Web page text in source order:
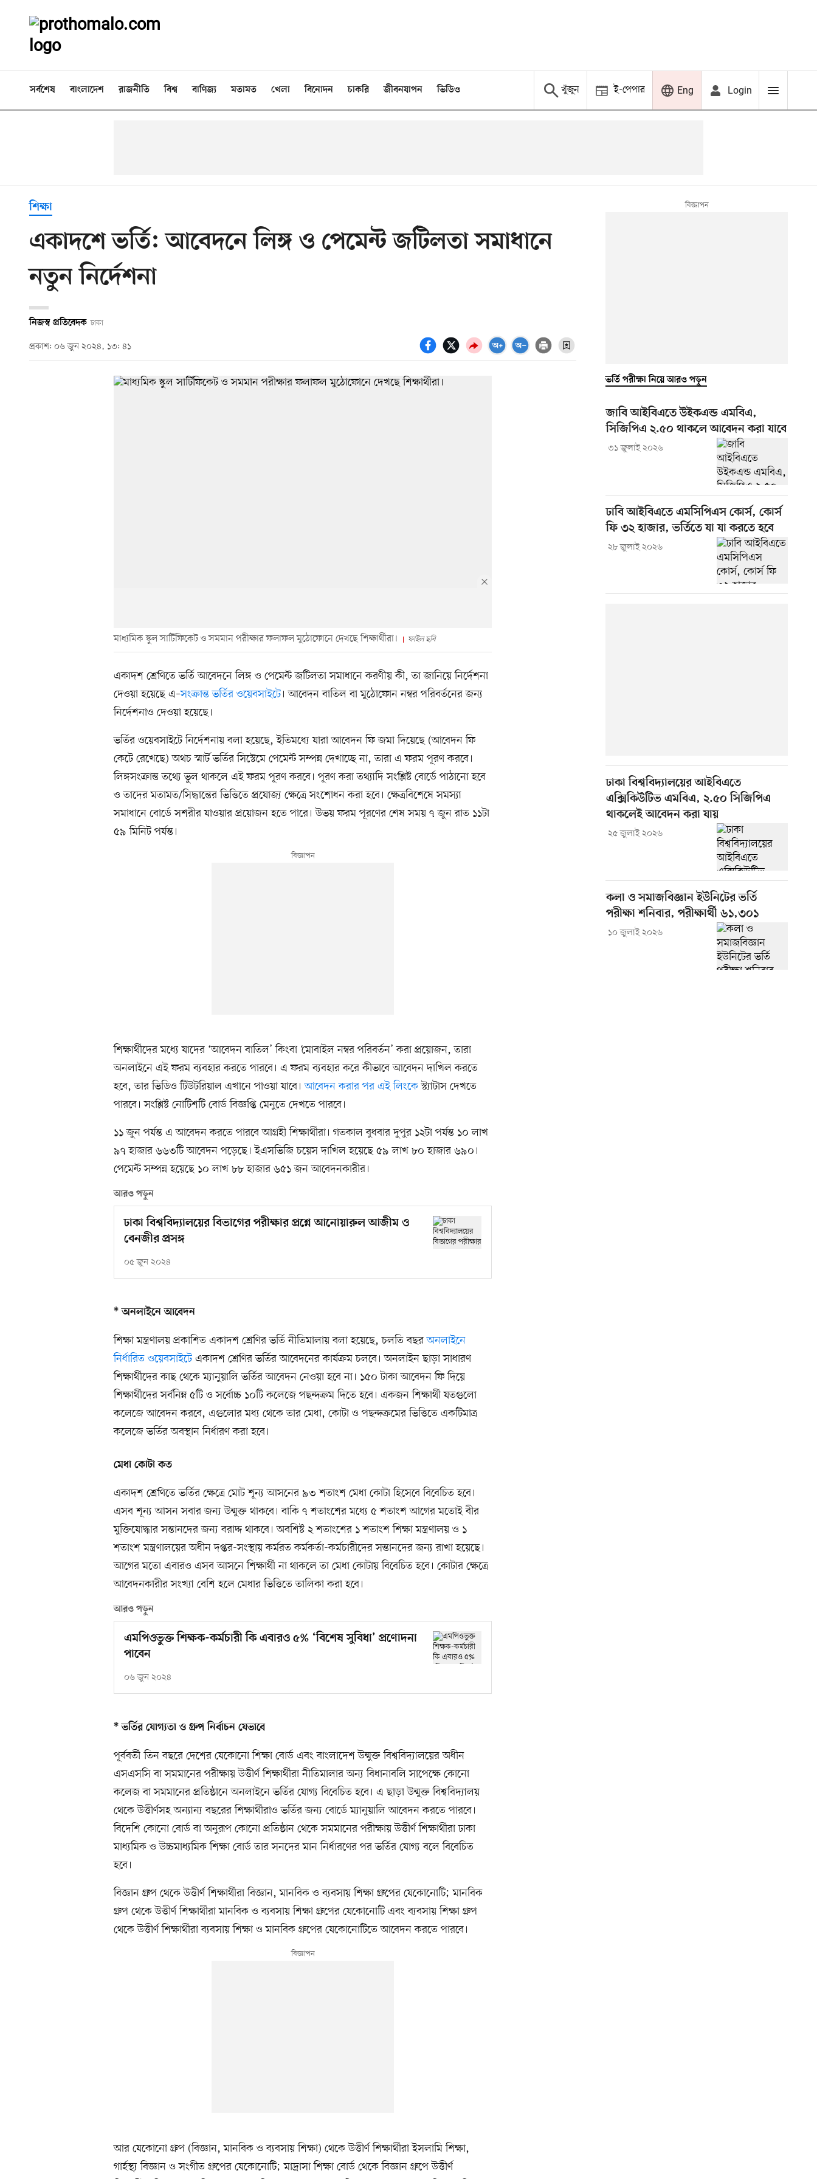
সর্বশেষ বাংলাদেশ রাজনীতি বিশ্ব বাণিজ্য মতামত খেলা বিনোদন চাকরি জীবনযাপন ভিডিও খুঁজুন ই-পেপার Eng Login
শিক্ষা
একাদশে ভর্তি: আবেদনে লিঙ্গ ও পেমেন্ট জটিলতা সমাধানে
নতুন নির্দেশনা
নিজস্ব প্রতিবেদক ঢাকা
প্রকাশ: ০৬ জুন ২০২৪, ১৩: ৪১
মাধ্যমিক স্কুল সার্টিফিকেট ও সমমান পরীক্ষার ফলাফল মুঠোফোনে দেখছে শিক্ষার্থীরা। ফাইল ছবি
একাদশ শ্রেণিতে ভর্তি আবেদনে লিঙ্গ ও পেমেন্ট জটিলতা সমাধানে করণীয় কী, তা জানিয়ে নির্দেশনা
দেওয়া হয়েছে এ–সংক্রান্ত ভর্তির ওয়েবসাইটে। আবেদন বাতিল বা মুঠোফোন নম্বর পরিবর্তনের জন্য
নির্দেশনাও দেওয়া হয়েছে।
ভর্তির ওয়েবসাইটে নির্দেশনায় বলা হয়েছে, ইতিমধ্যে যারা আবেদন ফি জমা দিয়েছে (আবেদন ফি
কেটে রেখেছে) অথচ স্মার্ট ভর্তির সিস্টেমে পেমেন্ট সম্পন্ন দেখাচ্ছে না, তারা এ ফরম পূরণ করবে।
লিঙ্গসংক্রান্ত তথ্যে ভুল থাকলে এই ফরম পূরণ করবে। পূরণ করা তথ্যাদি সংশ্লিষ্ট বোর্ডে পাঠানো হবে
ও তাদের মতামত/সিদ্ধান্তের ভিত্তিতে প্রযোজ্য ক্ষেত্রে সংশোধন করা হবে। ক্ষেত্রবিশেষে সমস্যা
সমাধানে বোর্ডে সশরীর যাওয়ার প্রয়োজন হতে পারে। উভয় ফরম পূরণের শেষ সময় ৭ জুন রাত ১১টা
৫৯ মিনিট পর্যন্ত।
শিক্ষার্থীদের মধ্যে যাদের ‘আবেদন বাতিল’ কিংবা ‘মোবাইল নম্বর পরিবর্তন’ করা প্রয়োজন, তারা
অনলাইনে এই ফরম ব্যবহার করতে পারবে। এ ফরম ব্যবহার করে কীভাবে আবেদন দাখিল করতে
হবে, তার ভিডিও টিউটরিয়াল এখানে পাওয়া যাবে।আবেদন করার পর এই লিংকেস্ট্যাটাস দেখতে
পারবে। সংশ্লিষ্ট নোটিশটি বোর্ড বিজ্ঞপ্তি মেনুতে দেখতে পারবে।
১১ জুন পর্যন্ত এ আবেদন করতে পারবে আগ্রহী শিক্ষার্থীরা। গতকাল বুধবার দুপুর ১২টা পর্যন্ত ১০ লাখ
৯৭ হাজার ৬৬৩টি আবেদন পড়েছে। ইএসভিজি চয়েস দাখিল হয়েছে ৫৯ লাখ ৮০ হাজার ৬৯০।
পেমেন্ট সম্পন্ন হয়েছে ১০ লাখ ৮৮ হাজার ৬৫১ জন আবেদনকারীর।
আরও পড়ুন
ঢাকা বিশ্ববিদ্যালয়ের বিভাগের পরীক্ষার প্রশ্নে আনোয়ারুল আজীম ও
বেনজীর প্রসঙ্গ
০৫ জুন ২০২৪
* অনলাইনে আবেদন
শিক্ষা মন্ত্রণালয় প্রকাশিত একাদশ শ্রেণির ভর্তি নীতিমালায় বলা হয়েছে, চলতি বছরঅনলাইনে
নির্ধারিত ওয়েবসাইটে একাদশ শ্রেণির ভর্তির আবেদনের কার্যক্রম চলবে। অনলাইন ছাড়া সাধারণ
শিক্ষার্থীদের কাছ থেকে ম্যানুয়ালি ভর্তির আবেদন নেওয়া হবে না। ১৫০ টাকা আবেদন ফি দিয়ে
শিক্ষার্থীদের সর্বনিম্ন ৫টি ও সর্বোচ্চ ১০টি কলেজে পছন্দক্রম দিতে হবে। একজন শিক্ষার্থী যতগুলো
কলেজে আবেদন করবে, এগুলোর মধ্য থেকে তার মেধা, কোটা ও পছন্দক্রমের ভিত্তিতে একটিমাত্র
কলেজে ভর্তির অবস্থান নির্ধারণ করা হবে।
মেধা কোটা কত
একাদশ শ্রেণিতে ভর্তির ক্ষেত্রে মোট শূন্য আসনের ৯৩ শতাংশ মেধা কোটা হিসেবে বিবেচিত হবে।
এসব শূন্য আসন সবার জন্য উন্মুক্ত থাকবে। বাকি ৭ শতাংশের মধ্যে ৫ শতাংশ আগের মতোই বীর
মুক্তিযোদ্ধার সন্তানদের জন্য বরাদ্দ থাকবে। অবশিষ্ট ২ শতাংশের ১ শতাংশ শিক্ষা মন্ত্রণালয় ও ১
শতাংশ মন্ত্রণালয়ের অধীন দপ্তর-সংস্থায় কর্মরত কর্মকর্তা-কর্মচারীদের সন্তানদের জন্য রাখা হয়েছে।
আগের মতো এবারও এসব আসনে শিক্ষার্থী না থাকলে তা মেধা কোটায় বিবেচিত হবে। কোটার ক্ষেত্রে
আবেদনকারীর সংখ্যা বেশি হলে মেধার ভিত্তিতে তালিকা করা হবে।
আরও পড়ুন
এমপিওভুক্ত শিক্ষক-কর্মচারী কি এবারও ৫% ‘বিশেষ সুবিধা’ প্রণোদনা
পাবেন
০৬ জুন ২০২৪
* ভর্তির যোগ্যতা ও গ্রুপ নির্বাচন যেভাবে
পূর্ববর্তী তিন বছরে দেশের যেকোনো শিক্ষা বোর্ড এবং বাংলাদেশ উন্মুক্ত বিশ্ববিদ্যালয়ের অধীন
এসএসসি বা সমমানের পরীক্ষায় উত্তীর্ণ শিক্ষার্থীরা নীতিমালার অন্য বিধানাবলি সাপেক্ষে কোনো
কলেজ বা সমমানের প্রতিষ্ঠানে অনলাইনে ভর্তির যোগ্য বিবেচিত হবে। এ ছাড়া উন্মুক্ত বিশ্ববিদ্যালয়
থেকে উত্তীর্ণসহ অন্যান্য বছরের শিক্ষার্থীরাও ভর্তির জন্য বোর্ডে ম্যানুয়ালি আবেদন করতে পারবে।
বিদেশি কোনো বোর্ড বা অনুরূপ কোনো প্রতিষ্ঠান থেকে সমমানের পরীক্ষায় উত্তীর্ণ শিক্ষার্থীরা ঢাকা
মাধ্যমিক ও উচ্চমাধ্যমিক শিক্ষা বোর্ড তার সনদের মান নির্ধারণের পর ভর্তির যোগ্য বলে বিবেচিত
হবে।
বিজ্ঞান গ্রুপ থেকে উত্তীর্ণ শিক্ষার্থীরা বিজ্ঞান, মানবিক ও ব্যবসায় শিক্ষা গ্রুপের যেকোনোটি; মানবিক
গ্রুপ থেকে উত্তীর্ণ শিক্ষার্থীরা মানবিক ও ব্যবসায় শিক্ষা গ্রুপের যেকোনোটি এবং ব্যবসায় শিক্ষা গ্রুপ
থেকে উত্তীর্ণ শিক্ষার্থীরা ব্যবসায় শিক্ষা ও মানবিক গ্রুপের যেকোনোটিতে আবেদন করতে পারবে।
আর যেকোনো গ্রুপ (বিজ্ঞান, মানবিক ও ব্যবসায় শিক্ষা) থেকে উত্তীর্ণ শিক্ষার্থীরা ইসলামি শিক্ষা,
গার্হস্থ্য বিজ্ঞান ও সংগীত গ্রুপের যেকোনোটি; মাদ্রাসা শিক্ষা বোর্ড থেকে বিজ্ঞান গ্রুপে উত্তীর্ণ
ভর্তি পরীক্ষা নিয়ে আরও পড়ুন
জাবি আইবিএতে উইকএন্ড এমবিএ,
সিজিপিএ ২.৫০ থাকলে আবেদন করা যাবে
৩১ জুলাই ২০২৬
ঢাবি আইবিএতে এমসিপিএস কোর্স, কোর্স
ফি ৩২ হাজার, ভর্তিতে যা যা করতে হবে
২৮ জুলাই ২০২৬
ঢাকা বিশ্ববিদ্যালয়ের আইবিএতে
এক্সিকিউটিভ এমবিএ, ২.৫০ সিজিপিএ
থাকলেই আবেদন করা যায়
২৫ জুলাই ২০২৬
কলা ও সমাজবিজ্ঞান ইউনিটের ভর্তি
পরীক্ষা শনিবার, পরীক্ষার্থী ৬১,৩০১
১০ জুলাই ২০২৬